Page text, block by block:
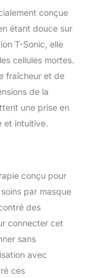
de la
tous
effort à
massage
actifs
le
le
Glow
conçue
étant douce sur
T-Sonic, elle
cellules mortes.
fraîcheur et de
de la
une prise en
et intuitive.
conçu pour
par masque
des
connecter cet
sans
avec
ces